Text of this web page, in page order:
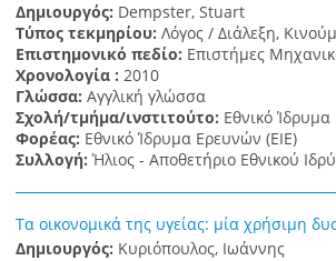
Δημιουργός: Dempster, Stuart
Τύπος τεκμηρίου: Λόγος / Διάλεξη,
Επιστημονικό πεδίο: Επιστήμες
Χρονολογία : 2010
Γλώσσα: Αγγλική γλώσσα
Σχολή/τμήμα/ινστιτούτο: Εθνικό
Φορέας: Εθνικό Ίδρυμα Ερευνών (ΕΙΕ)
Συλλογή:Ήλιος - Αποθετήριο Εθνικού
Τα οικονομικά της υγείας: μία χρήσιμη
Δημιουργός: Κυριόπουλος, Ιωάννης